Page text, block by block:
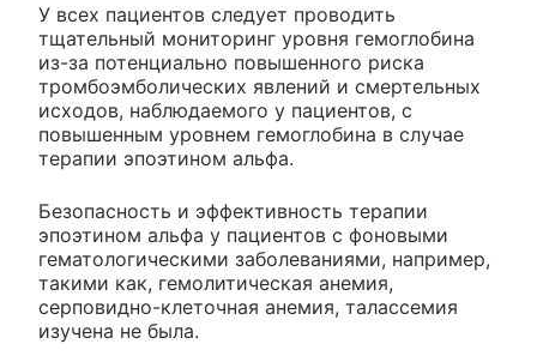
У всех пациентов следует проводить
тщательный мониторинг уровня гемоглобина
из-за потенциально повышенного риска
тромбоэмболических явлений и смертельных
исходов, наблюдаемого у пациентов, с
повышенным уровнем гемоглобина в случае
терапии эпоэтином альфа.
Безопасность и эффективность терапии
эпоэтином альфа у пациентов с фоновыми
гематологическими заболеваниями, например,
такими как, гемолитическая анемия,
серповидно-клеточная анемия, талассемия
изучена не была.